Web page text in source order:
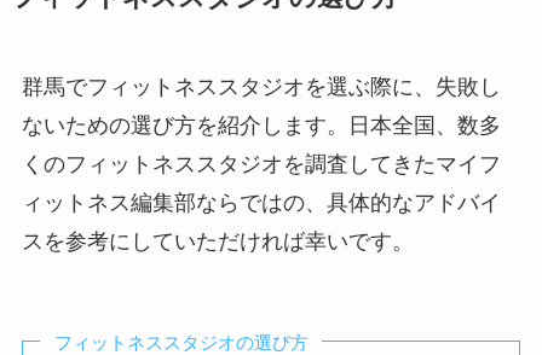
群馬でフィットネススタジオを選ぶ際に、失敗し
ないための選び方を紹介します。日本全国、数多
くのフィットネススタジオを調査してきたマイフ
ィットネス編集部ならではの、具体的なアドバイ
スを参考にしていただければ幸いです。
フィットネススタジオの選び方